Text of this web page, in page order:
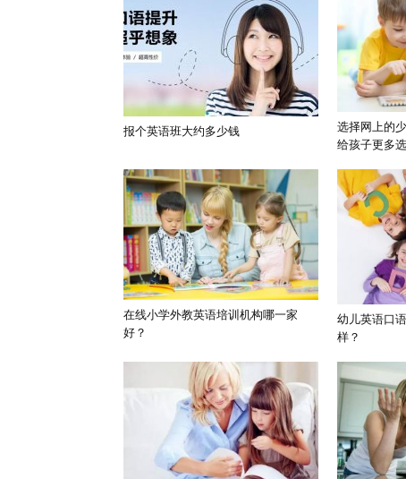
报个英语班大约多少钱
选择网上的
给孩子更多
在线小学外教英语培训机构哪一家
好？
幼儿英语口
样？